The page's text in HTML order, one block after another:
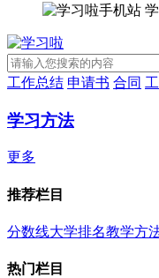
工作总结 申请书 合同
学习方法
更多
推荐栏目
分数线大学排名教学方
热门栏目